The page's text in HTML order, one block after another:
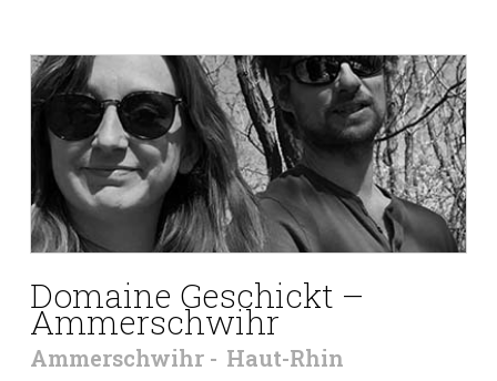
Domaine Geschickt –
Ammerschwihr
Ammerschwihr Haut-Rhin